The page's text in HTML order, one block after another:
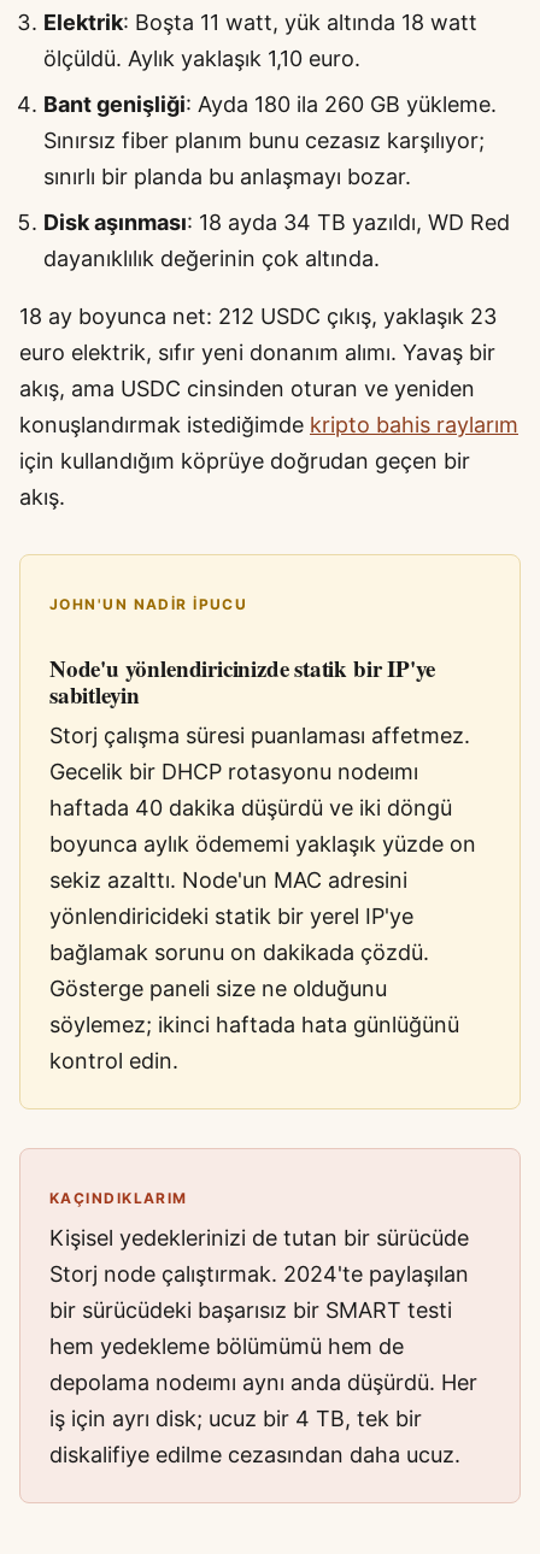
Elektrik: Boşta 11 watt, yük altında 18 watt
ölçüldü. Aylık yaklaşık 1,10 euro.
Bant genişliği: Ayda 180 ila 260 GB yükleme.
Sınırsız fiber planım bunu cezasız karşılıyor;
sınırlı bir planda bu anlaşmayı bozar.
Disk aşınması: 18 ayda 34 TB yazıldı, WD Red
dayanıklılık değerinin çok altında.
18 ay boyunca net: 212 USDC çıkış, yaklaşık 23
euro elektrik, sıfır yeni donanım alımı. Yavaş bir
akış, ama USDC cinsinden oturan ve yeniden
konuşlandırmak istediğimde kripto bahis raylarım
için kullandığım köprüye doğrudan geçen bir
akış.
JOHN'UN NADIR IPUCU
Node'u yönlendiricinizde statik bir IP'ye
sabitleyin
Storj çalışma süresi puanlaması affetmez.
Gecelik bir DHCP rotasyonu nodeımı
haftada 40 dakika düşürdü ve iki döngü
boyunca aylık ödememi yaklaşık yüzde on
sekiz azalttı. Node'un MAC adresini
yönlendiricideki statik bir yerel IP'ye
bağlamak sorunu on dakikada çözdü.
Gösterge paneli size ne olduğunu
söylemez; ikinci haftada hata günlüğünü
kontrol edin.
KAÇINDIKLARIM
Kişisel yedeklerinizi de tutan bir sürücüde
Storj node çalıştırmak. 2024'te paylaşılan
bir sürücüdeki başarısız bir SMART testi
hem yedekleme bölümümü hem de
depolama nodeımı aynı anda düşürdü. Her
iş için ayrı disk; ucuz bir 4 TB, tek bir
diskalifiye edilme cezasından daha ucuz.